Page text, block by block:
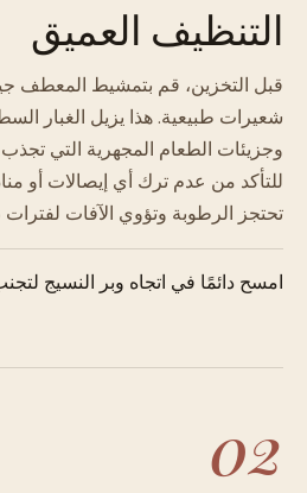
التنظيف العميق
قبل التخزين، قم بتمشيط المعطف
شعيرات طبيعية. هذا يزيل الغبار
وجزيئات الطعام المجهرية التي
للتأكد من عدم ترك أي إيصالات أو
تحتجز الرطوبة وتؤوي الآفات لفترات
امسح دائمًا في اتجاه وبر النسيج
02